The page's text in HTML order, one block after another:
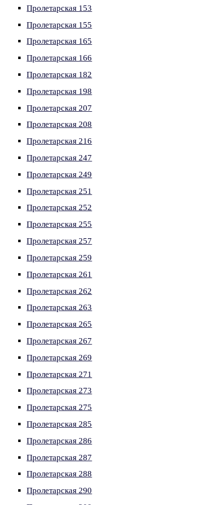
Пролетарская 153
Пролетарская 155
Пролетарская 165
Пролетарская 166
Пролетарская 182
Пролетарская 198
Пролетарская 207
Пролетарская 208
Пролетарская 216
Пролетарская 247
Пролетарская 249
Пролетарская 251
Пролетарская 252
Пролетарская 255
Пролетарская 257
Пролетарская 259
Пролетарская 261
Пролетарская 262
Пролетарская 263
Пролетарская 265
Пролетарская 267
Пролетарская 269
Пролетарская 271
Пролетарская 273
Пролетарская 275
Пролетарская 285
Пролетарская 286
Пролетарская 287
Пролетарская 288
Пролетарская 290